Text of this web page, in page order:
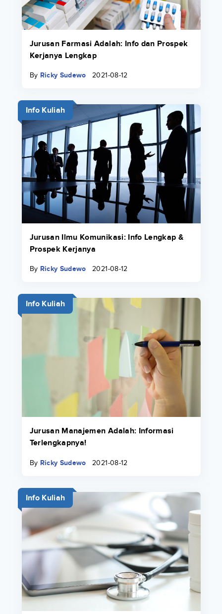
Jurusan Farmasi Adalah: Info dan Prospek
Kerjanya Lengkap
By Ricky Sudewo 2021-08-12
Info Kuliah
Jurusan Ilmu Komunikasi: Info Lengkap &
Prospek Kerjanya
By Ricky Sudewo 2021-08-12
Info Kuliah
Jurusan Manajemen Adalah: Informasi
Terlengkapnya!
By Ricky Sudewo 2021-08-12
Info Kuliah